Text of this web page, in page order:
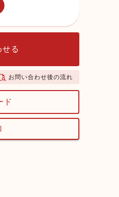
る
お問い合わせ後の流れ
ド